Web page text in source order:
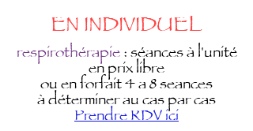
EN INDIVIDUEL
respirothérapie: séances à l'unité
en prix libre
ou en forfait 4 a 8 seances
à déterminer au cas par cas
Prendre RDV ici